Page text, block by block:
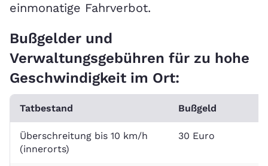
einmonatige Fahrverbot.
Bußgelder und
Verwaltungsgebühren für zu hohe
Geschwindigkeit im Ort:
Tatbestand Bußgeld
Überschreitung bis 10 km/h
(innerorts)
30 Euro